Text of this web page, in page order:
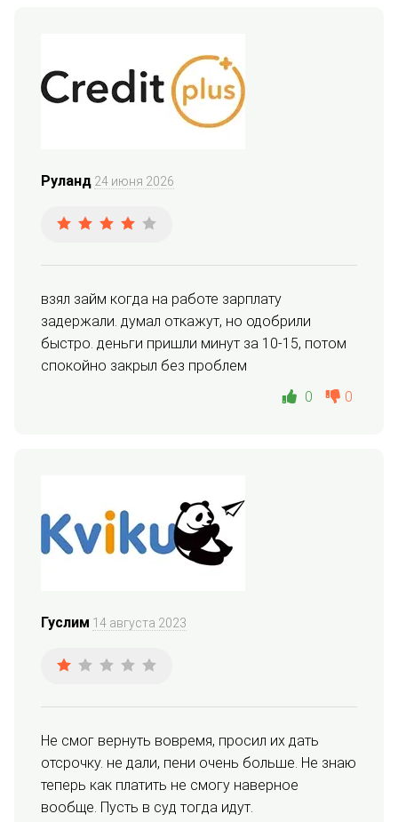
Руланд 24 июня 2026
взял займ когда на работе зарплату
задержали. думал откажут, но одобрили
быстро. деньги пришли минут за 10-15, потом
спокойно закрыл без проблем
0
0
Гуслим 14 августа 2023
Не смог вернуть вовремя, просил их дать
отсрочку. не дали, пени очень больше. Не знаю
теперь как платить не смогу наверное
вообще. Пусть в суд тогда идут.